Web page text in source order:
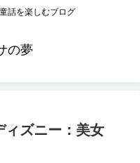
話を楽しむブログ
の夢
ズニー：美女